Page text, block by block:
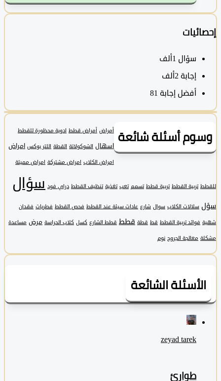
سؤال1ألف
‫إجابة 2ألف
أفضل إجابة 81
أسئلة شائعة أمراض قطط ادوية محظورة للقطط
اسهال الشوكولاتة القطة اللتر بوكس امراض
امراض الكلاب امراض مشتركة امراض مميتة
تربية القطط تربية قطط تسمم تعب تغذية تنظيف القطط دراي فود سؤال
سلالات الكلاب سوال شارع عادات سيئة عند القطط فحص القطط فطريات فقدان
فوائد تربية القطط قط قطة قطط قطط الشارع كسل كلاب الحراسة مرض مساعدة
معالجة الجروح نوم
الشائعة
zeyad ‎tarek
طوارئ